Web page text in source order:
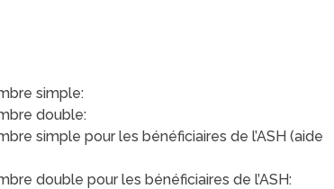
simple:
double:
simple pour les bénéficiaires de l’ASH (aide
double pour les bénéficiaires de l’ASH: